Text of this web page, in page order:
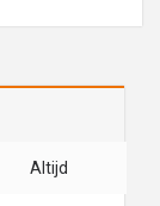
Altijd